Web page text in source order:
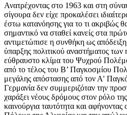
Ανατρέχοντας στο 1963 και στη
σίγουρα δεν είχε προκαλέσει
έστω κατανόησης για το τι ακριβώς
σημαντικό να σταθεί κανείς στα
αντιμετώπισε η συνθήκη ως απόδειξη
ύπαρξης πολιτικού αναστήματος των
εύθραυστο κλίμα του Ψυχρού
από το τέλος του Β’ Παγκοσμίου
μεγάλης απόστασης από τον Α'
Γερμανία δεν συμμεριζόταν την
χαράξει νέους δρόμους στον ρόλο
καινούργια ταυτότητα και αφήνοντας